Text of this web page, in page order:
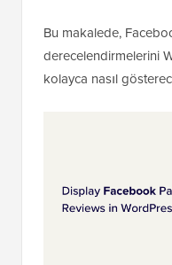
Bu makalede,
derecelendirmelerini
kolayca nasıl